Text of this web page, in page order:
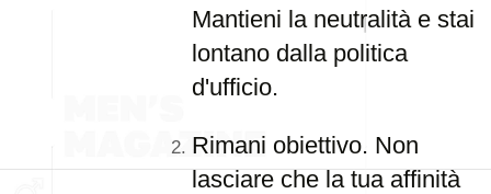
Mantieni la neutralità e stai
lontano dalla politica
d'ufficio.
Rimani obiettivo. Non
lasciare che la tua affinità